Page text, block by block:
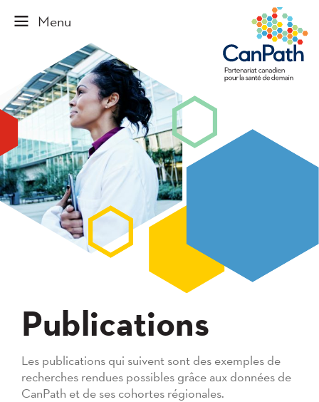
Publications
Les publications qui suivent sont des exemples de
recherches rendues possibles grâce aux données de
CanPath et de ses cohortes régionales.